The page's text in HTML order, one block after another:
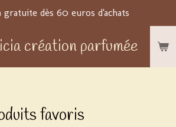
création parfumée
dès 60 euros d'achats
favoris